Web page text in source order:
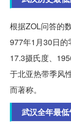
根据ZOL问答的
977年1月30日
17.3摄氏度、
于北亚热带季风
而著称。
武汉全年最